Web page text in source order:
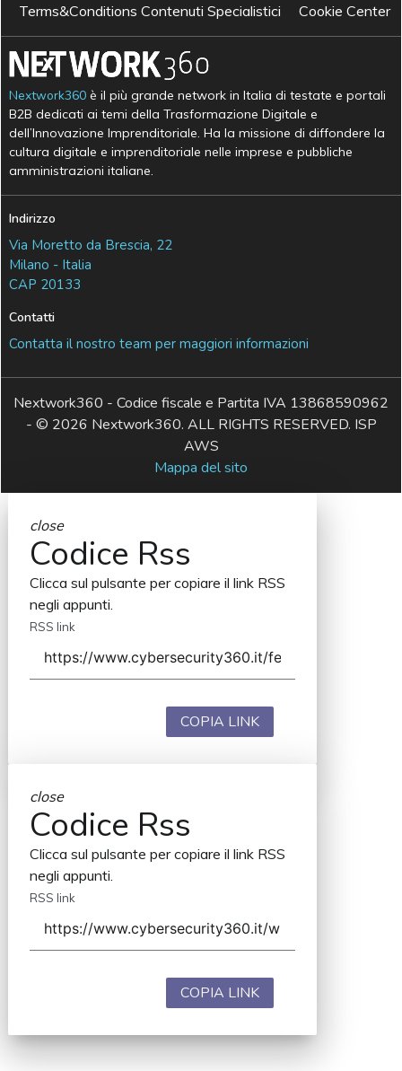
Terms&Conditions Contenuti Specialistici
Cookie Center
Nextwork360 è il più grande network in Italia di testate e portali
B2B dedicati ai temi della Trasformazione Digitale e
dell’Innovazione Imprenditoriale. Ha la missione di diffondere la
cultura digitale e imprenditoriale nelle imprese e pubbliche
amministrazioni italiane.
Indirizzo
Via Moretto da Brescia, 22
Milano - Italia
CAP 20133
Contatti
Contatta il nostro team per maggiori informazioni
Nextwork360 - Codice fiscale e Partita IVA 13868590962
- © 2026 Nextwork360. ALL RIGHTS RESERVED. ISP
AWS
Mappa del sito
close
Codice Rss
Clicca sul pulsante per copiare il link RSS
negli appunti.
RSS link
COPIA LINK
close
Codice Rss
Clicca sul pulsante per copiare il link RSS
negli appunti.
RSS link
COPIA LINK